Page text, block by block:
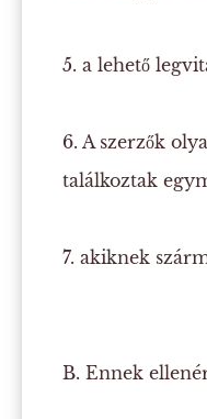
5. a lehető
6. A szerzők
találkoztak
7. akiknek
B. Ennek